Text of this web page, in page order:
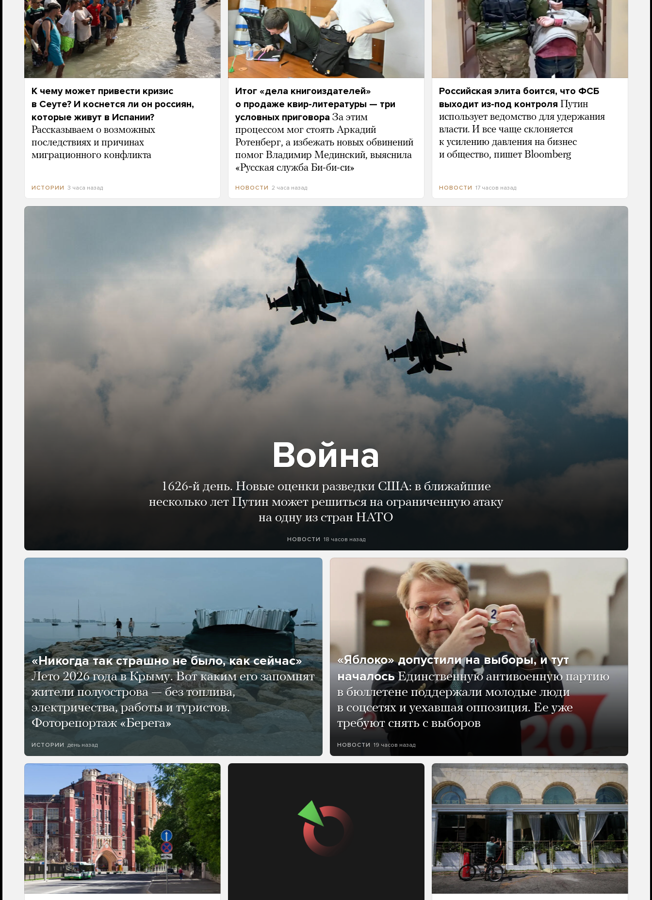
К чему может привести кризис
в Сеуте? И коснется ли он россиян,
которые живут в Испании?
Рассказываем о возможных
последствиях и причинах
миграционного конфликта
ИСТОРИИ 3 часа назад
Итог «дела книгоиздателей»
о продаже квир-литературы — три
условных приговора За этим
процессом мог стоять Аркадий
Ротенберг, а избежать новых обвинений
помог Владимир Мединский, выяснила
«Русская служба Би-би-си»
НОВОСТИ 2 часа назад
Российская элита боится, что ФСБ
выходит из-под контроля Путин
использует ведомство для удержания
власти. И все чаще склоняется
к усилению давления на бизнес
и общество, пишет Bloomberg
НОВОСТИ 17 часов назад
Война
1626-й день. Новые оценки разведки США: в ближайшие
несколько лет Путин может решиться на ограниченную атаку
на одну из стран НАТО
НОВОСТИ 18 часов назад
«Никогда так страшно не было, как сейчас»
Лето 2026 года в Крыму. Вот каким его запомнят
жители полуострова — без топлива,
электричества, работы и туристов.
Фоторепортаж «Берега»
ИСТОРИИ день назад
«Яблоко» допустили на выборы, и тут
началось Единственную антивоенную партию
в бюллетене поддержали молодые люди
в соцсетях и уехавшая оппозиция. Ее уже
требуют снять с выборов
НОВОСТИ 19 часов назад